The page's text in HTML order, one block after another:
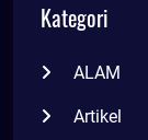
Kategori
ALAM
Artikel